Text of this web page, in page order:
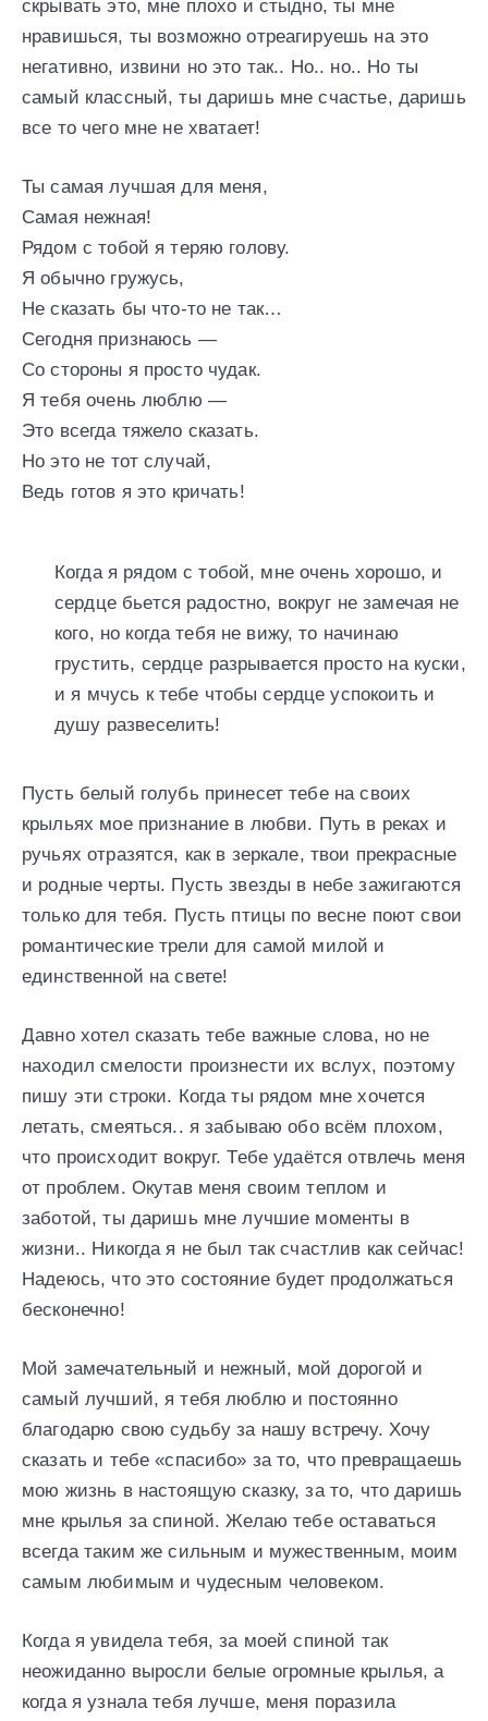
скрывать это, мне плохо и стыдно, ты мне
нравишься, ты возможно отреагируешь на это
негативно, извини но это так.. Но.. но.. Но ты
самый классный, ты даришь мне счастье, даришь
все то чего мне не хватает!
Ты самая лучшая для меня,
Самая нежная!
Рядом с тобой я теряю голову.
Я обычно гружусь,
Не сказать бы что-то не так…
Сегодня признаюсь —
Со стороны я просто чудак.
Я тебя очень люблю —
Это всегда тяжело сказать.
Но это не тот случай,
Ведь готов я это кричать!
Когда я рядом с тобой, мне очень хорошо, и
сердце бьется радостно, вокруг не замечая не
кого, но когда тебя не вижу, то начинаю
грустить, сердце разрывается просто на куски,
и я мчусь к тебе чтобы сердце успокоить и
душу развеселить!
Пусть белый голубь принесет тебе на своих
крыльях мое признание в любви. Путь в реках и
ручьях отразятся, как в зеркале, твои прекрасные
и родные черты. Пусть звезды в небе зажигаются
только для тебя. Пусть птицы по весне поют свои
романтические трели для самой милой и
единственной на свете!
Давно хотел сказать тебе важные слова, но не
находил смелости произнести их вслух, поэтому
пишу эти строки. Когда ты рядом мне хочется
летать, смеяться.. я забываю обо всём плохом,
что происходит вокруг. Тебе удаётся отвлечь меня
от проблем. Окутав меня своим теплом и
заботой, ты даришь мне лучшие моменты в
жизни.. Никогда я не был так счастлив как сейчас!
Надеюсь, что это состояние будет продолжаться
бесконечно!
Мой замечательный и нежный, мой дорогой и
самый лучший, я тебя люблю и постоянно
благодарю свою судьбу за нашу встречу. Хочу
сказать и тебе «спасибо» за то, что превращаешь
мою жизнь в настоящую сказку, за то, что даришь
мне крылья за спиной. Желаю тебе оставаться
всегда таким же сильным и мужественным, моим
самым любимым и чудесным человеком.
Когда я увидела тебя, за моей спиной так
неожиданно выросли белые огромные крылья, а
когда я узнала тебя лучше, меня поразила